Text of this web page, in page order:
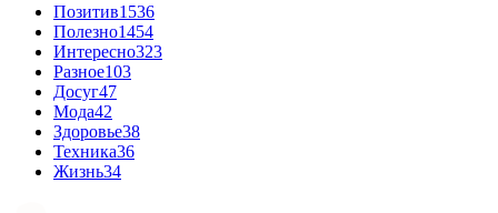
Позитив1536
Полезно1454
Интересно323
Разное103
Досуг47
Мода42
Здоровье38
Техника36
Жизнь34